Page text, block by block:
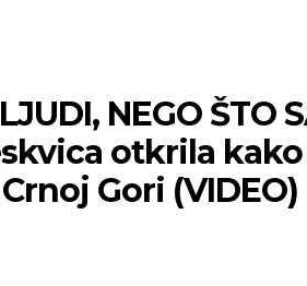
NEGO ŠTO
otkrila kako
Gori (VIDEO)
Niš
Min temp:22
Vedro nebo